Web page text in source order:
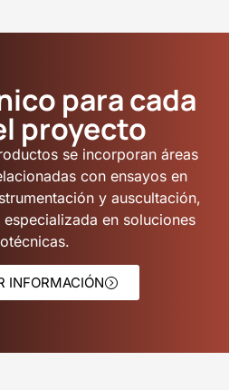
para cada
proyecto
se incorporan áreas
con ensayos en
y auscultación,
en soluciones
INFORMACIÓN